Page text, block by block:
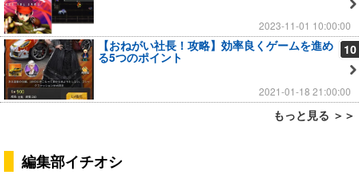
2023-11-01 10:00:00
10
【おねがい社長！攻略】効率良くゲームを進め
る5つのポイント
2021-01-18 21:00:00
もっと見る ＞＞
編集部イチオシ